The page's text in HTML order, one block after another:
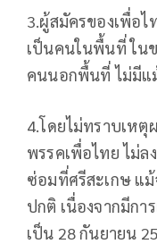
3.ผู้สมัครของเพื่อไ
เป็นคนในพื้นที่ ใน
คนนอกพื้นที่ ไม่มีแ
4.โดยไม่ทราบเห
พรรคเพื่อไทย ไม่ล
ซ่อมที่ศรีสะเกษ แม้
ปกติ เนื่องจากมีกา
เป็น 28 กันยายน